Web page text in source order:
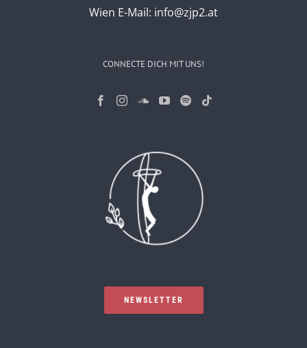
Wien E-Mail: info@zjp2.at
CONNECTE DICH MIT UNS!
NEWSLETTER